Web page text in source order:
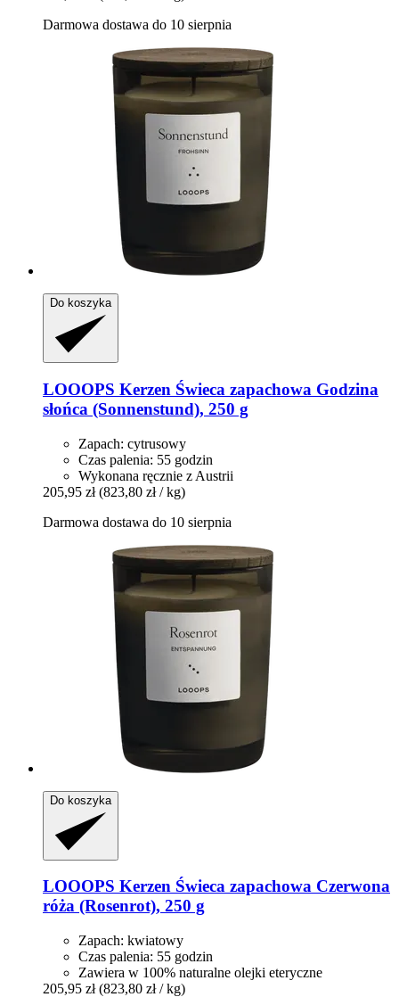
Darmowa dostawa do 10 sierpnia
Do koszyka
LOOOPS Kerzen Świeca zapachowa Godzina
słońca (Sonnenstund), 250 g
Zapach: cytrusowy
Czas palenia: 55 godzin
Wykonana ręcznie z Austrii
205,95 zł (823,80 zł / kg)
Darmowa dostawa do 10 sierpnia
Do koszyka
LOOOPS Kerzen Świeca zapachowa Czerwona
róża (Rosenrot), 250 g
Zapach: kwiatowy
Czas palenia: 55 godzin
Zawiera w 100% naturalne olejki eteryczne
205,95 zł (823,80 zł / kg)